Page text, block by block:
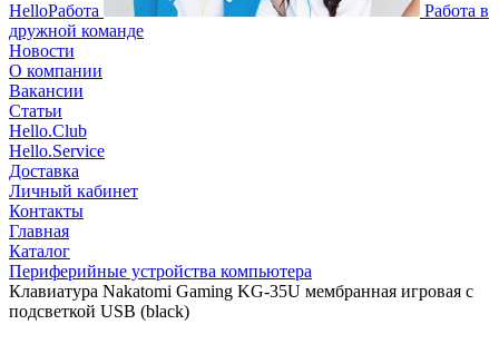
HelloРабота
Работа в
дружной команде
Новости
О компании
Вакансии
Статьи
Hello.Club
Hello.Service
Доставка
Личный кабинет
Контакты
Главная
Каталог
Периферийные устройства компьютера
Клавиатура Nakatomi Gaming KG-35U мембранная игровая с
подсветкой USB (black)